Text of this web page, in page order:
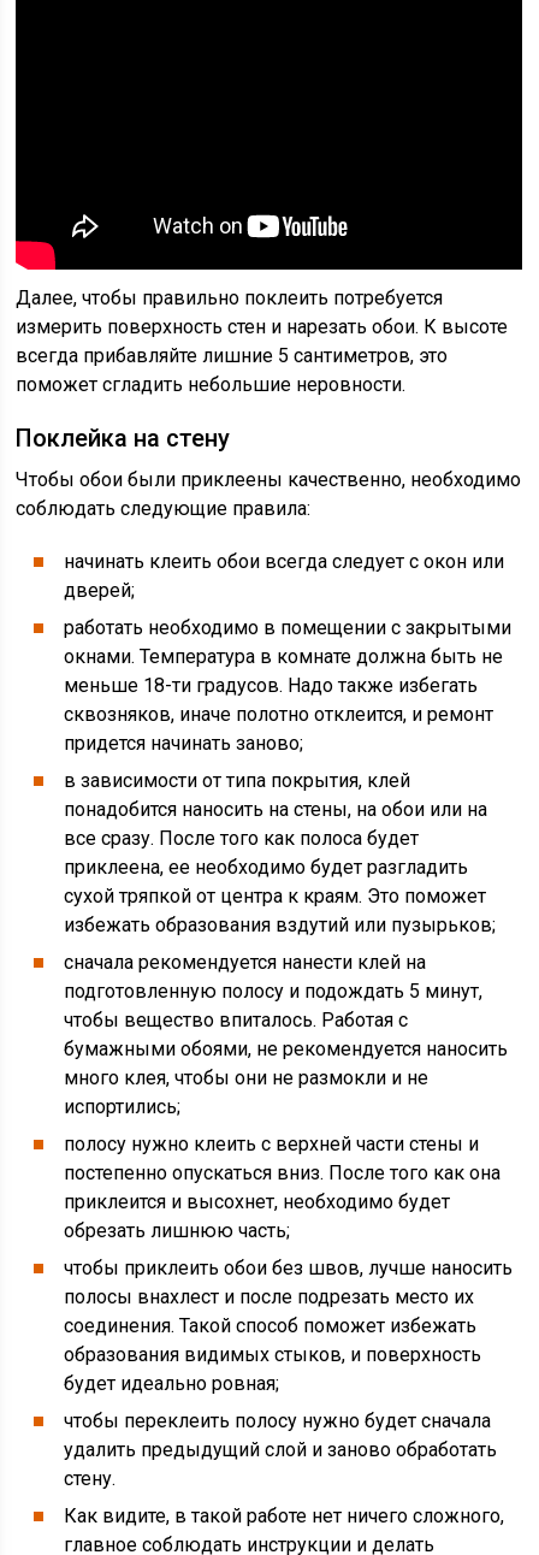
Далее, чтобы правильно поклеить потребуется
измерить поверхность стен и нарезать обои. К высоте
всегда прибавляйте лишние 5 сантиметров, это
поможет сгладить небольшие неровности.
Поклейка на стену
Чтобы обои были приклеены качественно, необходимо
соблюдать следующие правила:
начинать клеить обои всегда следует с окон или
дверей;
работать необходимо в помещении с закрытыми
окнами. Температура в комнате должна быть не
меньше 18-ти градусов. Надо также избегать
сквозняков, иначе полотно отклеится, и ремонт
придется начинать заново;
в зависимости от типа покрытия, клей
понадобится наносить на стены, на обои или на
все сразу. После того как полоса будет
приклеена, ее необходимо будет разгладить
сухой тряпкой от центра к краям. Это поможет
избежать образования вздутий или пузырьков;
сначала рекомендуется нанести клей на
подготовленную полосу и подождать 5 минут,
чтобы вещество впиталось. Работая с
бумажными обоями, не рекомендуется наносить
много клея, чтобы они не размокли и не
испортились;
полосу нужно клеить с верхней части стены и
постепенно опускаться вниз. После того как она
приклеится и высохнет, необходимо будет
обрезать лишнюю часть;
чтобы приклеить обои без швов, лучше наносить
полосы внахлест и после подрезать место их
соединения. Такой способ поможет избежать
образования видимых стыков, и поверхность
будет идеально ровная;
чтобы переклеить полосу нужно будет сначала
удалить предыдущий слой и заново обработать
стену.
Как видите, в такой работе нет ничего сложного,
главное соблюдать инструкции и делать